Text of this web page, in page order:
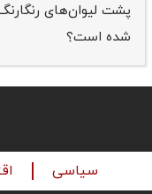
پشت لیوان‌های
شده است؟
سیاسی